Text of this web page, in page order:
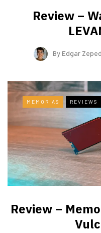
Review –
ByEdgar
MEMORIAS REVIEWS
Review –